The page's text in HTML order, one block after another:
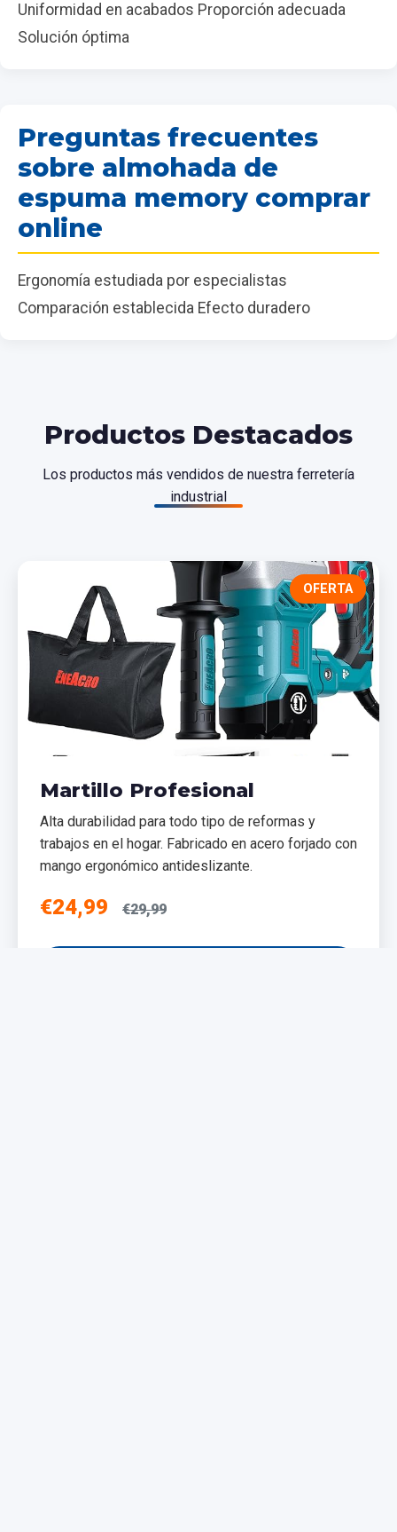
Uniformidad en acabados Proporción adecuada
Solución óptima
Preguntas frecuentes
sobre almohada de
espuma memory comprar
online
Ergonomía estudiada por especialistas
Comparación establecida Efecto duradero
Productos Destacados
Los productos más vendidos de nuestra ferretería
industrial
OFERTA
Martillo Profesional
Alta durabilidad para todo tipo de reformas y
trabajos en el hogar. Fabricado en acero forjado con
mango ergonómico antideslizante.
€24,99 €29,99